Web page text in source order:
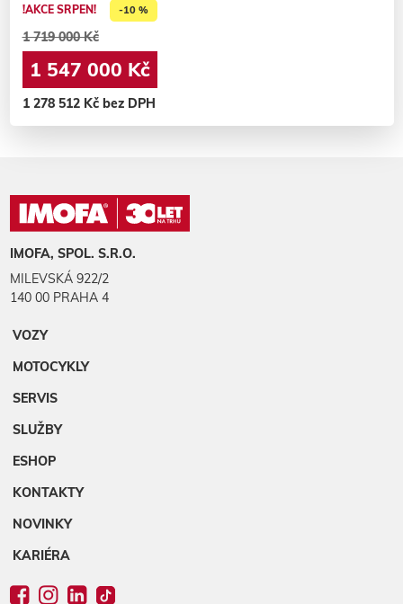
!AKCE SRPEN! -10 %
1 719 000 Kč
1 547 000 Kč
1 278 512 Kč bez DPH
IMOFA, SPOL. S.R.O.
MILEVSKÁ 922/2
140 00 PRAHA 4
VOZY
MOTOCYKLY
SERVIS
SLUŽBY
ESHOP
KONTAKTY
NOVINKY
KARIÉRA